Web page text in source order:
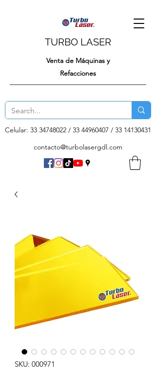
TURBO LASER
Venta de Máquinas y
Refacciones
Celular: 33 34748022 / 33 44960407 / 33 14130431
contacto@turbolasergdl.com
SKU: 000971